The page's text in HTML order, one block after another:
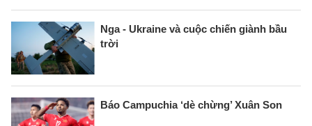
Nga - Ukraine và cuộc chiến giành bầu
trời
Báo Campuchia ‘dè chừng’ Xuân Son